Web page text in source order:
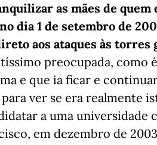
as mães de quem
dia 1 de setembro de
aos ataques às torres
preocupada, como
e que ia ficar e
ver se era realmente
a uma universidade
em dezembro de